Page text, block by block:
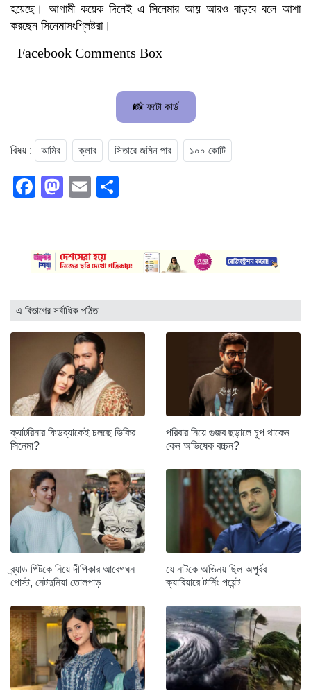
হয়েছে। আগামী কয়েক দিনেই এ সিনেমার আয় আরও বাড়বে বলে আশা
করছেন সিনেমাসংশ্লিষ্টরা।
Facebook Comments Box
📸 ফটো কার্ড
বিষয় : আমির ক্লাব সিতারে জমিন পার ১০০ কোটি
Facebook
Mastodon
Email
এ বিভাগের সর্বাধিক পঠিত
ক্যাটরিনার ফিডব্যাকেই চলছে ভিকির
সিনেমা?
পরিবার নিয়ে গুজব ছড়ালে চুপ থাকেন
কেন অভিষেক বচ্চন?
ব্র্যাড পিটকে নিয়ে দীপিকার আবেগঘন
পোস্ট, নেটদুনিয়া তোলপাড়
যে নাটকে অভিনয় ছিল অপূর্বর
ক্যারিয়ারে টার্নিং পয়েন্ট